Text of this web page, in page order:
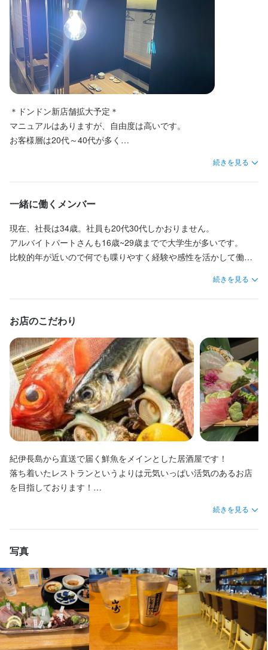
＊ドンドン新店舗拡大予定＊
マニュアルはありますが、自由度は高いです。
お客様層は20代～40代が多く
【ゆくゆくは】
店長、エリアマネージャーなど店舗拡大をしていく中で個人に合
ったレベルの役職を任していきたいと思っております。
-
【会社としてのこだわり】
また「お客様の満足を第一に考え、発見し、行動する」を目標に
-
【先輩スタッフからの一言】
会社として目指すべきことが明確なので、スキルアップもしやす
いです。
やればやるほどできればできるほど好待遇にもなります。
店舗同士助け合い、行き来しヘルプなどもしている為
困った時は助け合える会社となっています。
＜ホール＞
席を覚え、最初は配膳、簡単なドリンク作りからスタート!
マニュアル化されており、覚えるのがとても簡単！
お酒の種類にも詳しくなれます。
盛付けなどの補助作業からお願いしていきます。
すいし覚えやすい！
最初は出来る事から1:1でお教えしていきますのでご安心ください!
包丁を初めて握る所からスタートしたスタッフもいます。
フライヤーや焼き物は現在のアルバイトパートの子も出来ている
ので簡単です。
魚の種類が分からなくても魚の下ろし方や捌き方を学べるので手
に職つけながら働けますよ。
続きを見る
一緒に働くメンバー
現在、社長は34歳。社員も20代30代しかおりません。
アルバイトパートさんも16歳~29歳までで大学生が多いです。
比較的年が近いので何でも喋りやすく経験や感性を活かして働け
続きを見る
お店のこだわり
紀伊長島から直送で届く鮮魚をメインとした居酒屋です！
落ち着いたレストランというよりは元気いっぱい活気のあるお店
を目指しております！
続きを見る
写真
待遇
・契約期間の定めなし
・社会保険完備（厚生年金、雇用保険、健康保険、労災保険）
・独立支援制度あり
まかない・食事補助あり 社会保険完備
ひげOK
特徴
学歴不問 未経験者歓迎 独立希望者歓迎
仕事内容
＊四日市市や津市、県外にもどんどん出店予定＊
マニュアルはありますが、自由度は高いです。
お客様層は20代～40代が多く「お客様の満足のために何が出来る
いです。
やればやるほどできればできるほど好待遇にもなります。
助け合える会社となってます。
【ゆくゆくは】
店長、エリアマネージャーなど店舗拡大をしていく中で個人に合
ったレベルの役職を任していきたいと思っております。
ー
【会社としてのこだわり】
ご来店いただけるお客様に対して「居心地の良い空間」を目指し
また「お客様の満足を第一に考え、発見し、行動する」を目標に
して店舗造りをしてます。
ー
居酒屋店【HANABI】は、おしゃれな外観の居酒屋で、シックな和
の掘りごたつ席はゆったりと過ごせる様にシーンに合わせて色ん
なお客様に合わせれる空間になっております。
から直送している『馬刺し盛り合わせ』など料理はもちろん、焼
酎や日本酒などもこだわり取り揃えてます。
ー
4/22に四日市諏訪栄に新店舗OPEN！
これからも新店舗開店拡大していきます。
待遇
・契約期間の定めなし
・社会保険完備（厚生年金、雇用保険、健康保険、労災保険）
・独立支援制度あり
まかない・食事補助あり 社会保険完備
ひげOK
特徴
学歴不問 未経験者歓迎 独立希望者歓迎
仕事内容
＊四日市市や津市、県外にもどんどん出店予定＊
マニュアルはありますが、自由度は高いです。
お客様層は20代～40代が多く「お客様の満足のために何が出来る
いです。
やればやるほどできればできるほど好待遇にもなります。
助け合える会社となってます。
【ゆくゆくは】
店長、エリアマネージャーなど店舗拡大をしていく中で個人に合
ったレベルの役職を任していきたいと思っております。
ー
【会社としてのこだわり】
ご来店いただけるお客様に対して「居心地の良い空間」を目指し
また「お客様の満足を第一に考え、発見し、行動する」を目標に
して店舗造りをしてます。
ー
居酒屋店【HANABI】は、おしゃれな外観の居酒屋で、シックな和
の掘りごたつ席はゆったりと過ごせる様にシーンに合わせて色ん
なお客様に合わせれる空間になっております。
から直送している『馬刺し盛り合わせ』など料理はもちろん、焼
酎や日本酒などもこだわり取り揃えてます。
ー
4/22に四日市諏訪栄に新店舗OPEN！
これからも新店舗開店拡大していきます。
待遇
・契約期間の定めなし
・社会保険完備（厚生年金、雇用保険、健康保険、労災保険）
・独立支援制度あり
まかない・食事補助あり 社会保険完備
ひげOK
特徴
学歴不問 未経験者歓迎 独立希望者歓迎
仕事内容
＊四日市市や津市、県外にもどんどん出店予定＊
マニュアルはありますが、自由度は高いです。
お客様層は20代～40代が多く「お客様の満足のために何が出来る
いです。
やればやるほどできればできるほど好待遇にもなります。
助け合える会社となってます。
【ゆくゆくは】
店長、エリアマネージャーなど店舗拡大をしていく中で個人に合
ったレベルの役職を任していきたいと思っております。
ー
【会社としてのこだわり】
ご来店いただけるお客様に対して「居心地の良い空間」を目指し
また「お客様の満足を第一に考え、発見し、行動する」を目標に
して店舗造りをしてます。
ー
居酒屋店【HANABI】は、おしゃれな外観の居酒屋で、シックな和
の掘りごたつ席はゆったりと過ごせる様にシーンに合わせて色ん
なお客様に合わせれる空間になっております。
から直送している『馬刺し盛り合わせ』など料理はもちろん、焼
酎や日本酒などもこだわり取り揃えてます。
ー
4/22に四日市諏訪栄に新店舗OPEN！
これからも新店舗開店拡大していきます。
待遇
まかない・食事補助あり 社会保険完備 制服貸与
資格取得支援あり
車通勤OK
ひげOK
ネイルOK
特徴
学歴不問 未経験者歓迎 独立希望者歓迎 新卒歓迎
第二新卒歓迎
フリーター歓迎
大学生歓迎 主婦・主夫歓迎
面接1回
仕事内容
【アルバイト・パート大量募集】
週4日以上、1日6時間以上働ける方
・シフトは削りません！入れるだけ、シフトに入れます◎
販売業、接客業、洗い場など、飲食店バイト初めての方もＯＫ！
居酒屋ホール・キッチンスタッフ募集！！
＜こんな方にもオススメ＞
＊オシャレなお店や夕方から勤務できる飲食店アルバイトに興味
のある方歓迎！
＊人と話したり接客好きな方、料理を作るのが好きな方、歓迎！
20代大学生中心に活躍中！
未経験の方・初バイトの方も歓迎！
＜お洒落な居酒屋でバイトしよう＞
＜髪色・髪型・ネイル自由＞
席を覚え、最初は配膳、簡単なドリンク作りからスタート!
種類にも詳しくなれます！
＜＜キッチン＞＞
まずは盛り付けなどの補助作業からお願いしていきます。
最初は出来る事から1:1でお教えしていきますのでご安心ください!
包丁を初めて握る所からスタートしたスタッフもいます。
フライヤーや焼き物は初バイトの子も出来ているので簡単です◎
待遇
まかない・食事補助あり 社会保険完備 制服貸与
資格取得支援あり
車通勤OK
ひげOK
ネイルOK
特徴
学歴不問 未経験者歓迎 独立希望者歓迎 新卒歓迎
第二新卒歓迎
フリーター歓迎
大学生歓迎 主婦・主夫歓迎
面接1回
仕事内容
【アルバイト・パート大量募集】
週4日以上、1日6時間以上働ける方
・シフトは削りません！入れるだけ、シフトに入れます◎
販売業、接客業、洗い場など、飲食店バイト初めての方もＯＫ！
居酒屋ホール・キッチンスタッフ募集！！
＜こんな方にもオススメ＞
＊オシャレなお店や夕方から勤務できる飲食店アルバイトに興味
のある方歓迎！
＊人と話したり接客好きな方、料理を作るのが好きな方、歓迎！
20代大学生中心に活躍中！
未経験の方・初バイトの方も歓迎！
＜お洒落な居酒屋でバイトしよう＞
＜髪色・髪型・ネイル自由＞
席を覚え、最初は配膳、簡単なドリンク作りからスタート!
種類にも詳しくなれます！
＜＜キッチン＞＞
まずは盛り付けなどの補助作業からお願いしていきます。
最初は出来る事から1:1でお教えしていきますのでご安心ください!
包丁を初めて握る所からスタートしたスタッフもいます。
フライヤーや焼き物は初バイトの子も出来ているので簡単です◎